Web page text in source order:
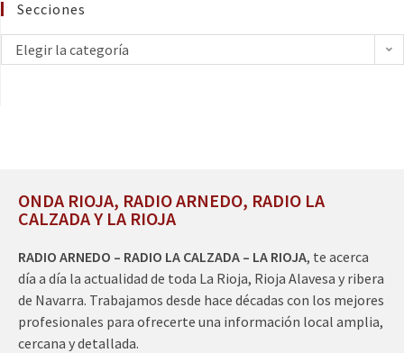
Secciones
Elegir la categoría
ONDA RIOJA, RADIO ARNEDO, RADIO LA
CALZADA Y LA RIOJA
RADIO ARNEDO – RADIO LA CALZADA – LA RIOJA, te acerca
día a día la actualidad de toda La Rioja, Rioja Alavesa y ribera
de Navarra. Trabajamos desde hace décadas con los mejores
profesionales para ofrecerte una información local amplia,
cercana y detallada.